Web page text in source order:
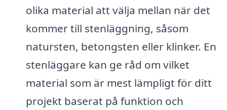
olika material att välja mellan när det
kommer till stenläggning, såsom
natursten, betongsten eller klinker. En
stenläggare kan ge råd om vilket
material som är mest lämpligt för ditt
projekt baserat på funktion och